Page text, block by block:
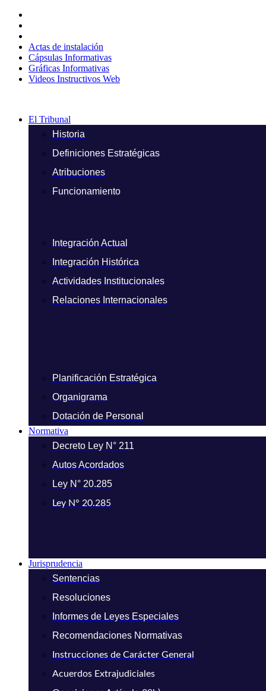
contenido
Actas de instalación
Cápsulas Informativas
Gráficas Informativas
Videos Instructivos Web
El Tribunal
Historia
Definiciones Estratégicas
Atribuciones
Funcionamiento
Integración Actual
Integración Histórica
Actividades Institucionales
Relaciones Internacionales
Planificación Estratégica
Organigrama
Dotación de Personal
Normativa
Decreto Ley N° 211
Autos Acordados
Ley N° 20.285
Ley N° 20.285
Jurisprudencia
Sentencias
Resoluciones
Informes de Leyes Especiales
Recomendaciones Normativas
Instrucciones de Carácter General
Acuerdos Extrajudiciales